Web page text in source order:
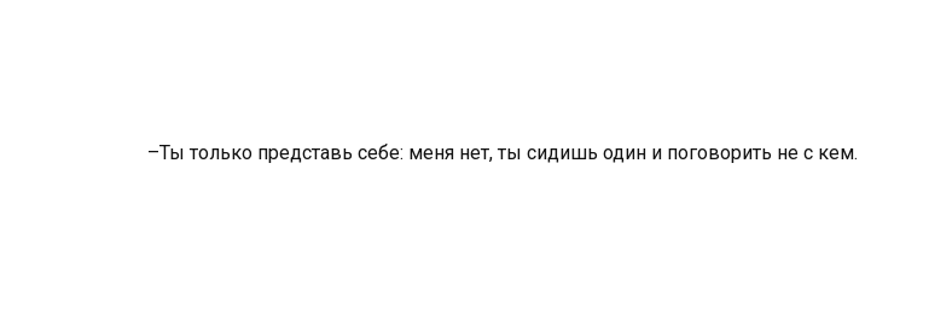
–Ты только представь себе: меня нет, ты сидишь один и поговорить не с кем.